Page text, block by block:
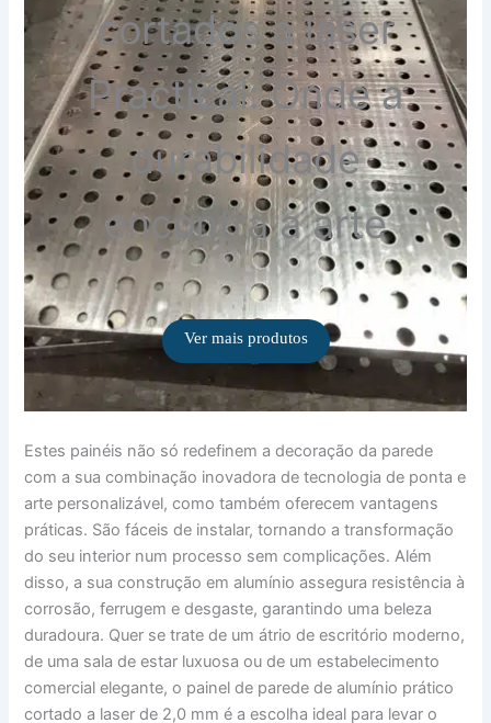
cortados a laser
Practical: Onde a
durabilidade
encontra a arte
Ver mais produtos
Estes painéis não só redefinem a decoração da parede
com a sua combinação inovadora de tecnologia de ponta e
arte personalizável, como também oferecem vantagens
práticas. São fáceis de instalar, tornando a transformação
do seu interior num processo sem complicações. Além
disso, a sua construção em alumínio assegura resistência à
corrosão, ferrugem e desgaste, garantindo uma beleza
duradoura. Quer se trate de um átrio de escritório moderno,
de uma sala de estar luxuosa ou de um estabelecimento
comercial elegante, o painel de parede de alumínio prático
cortado a laser de 2,0 mm é a escolha ideal para levar o